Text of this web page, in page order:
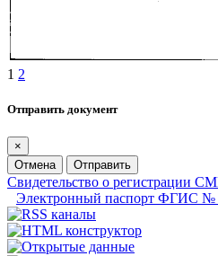
1 2
Отправить документ
×
Отмена
Отправить
Свидетельство о регистрации
Электронный паспорт ФГИС №